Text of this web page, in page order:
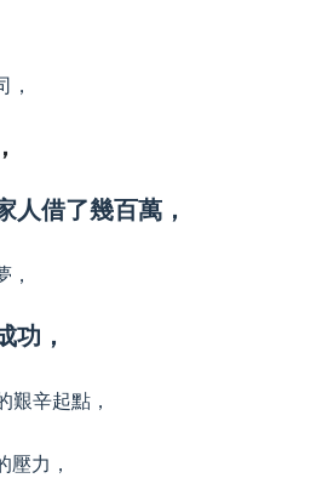
，
人借了幾百萬，
，
功，
艱辛起點，
壓力，